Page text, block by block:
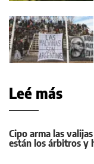
Leé más
Cipo arma las
están los árbitros y